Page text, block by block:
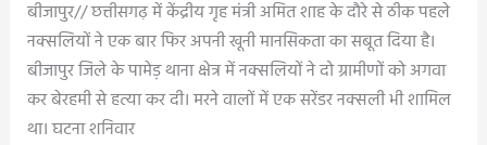
दो
दिवसीय
दौरा..
बीजापुर// छत्तीसगढ़ में केंद्रीय गृह मंत्री अमित शाह के दौरे से ठीक पहले
नक्सलियों ने एक बार फिर अपनी खूनी मानसिकता का सबूत दिया है।
बीजापुर जिले के पामेड़ थाना क्षेत्र में नक्सलियों ने दो ग्रामीणों को अगवा
कर बेरहमी से हत्या कर दी। मरने वालों में एक सरेंडर नक्सली भी शामिल
था। घटना शनिवार